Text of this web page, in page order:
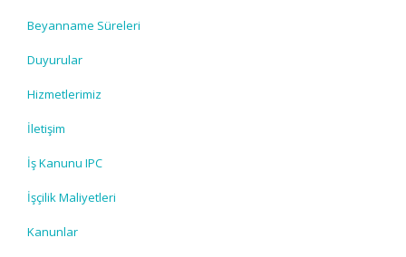
Beyanname Süreleri
Duyurular
Hizmetlerimiz
İletişim
İş Kanunu IPC
İşçilik Maliyetleri
Kanunlar